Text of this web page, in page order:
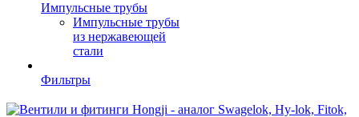
Импульсные трубы
Импульсные трубы
из нержавеющей
стали
Фильтры